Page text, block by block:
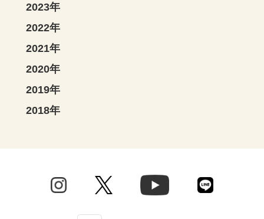
2023年
2022年
2021年
2020年
2019年
2018年